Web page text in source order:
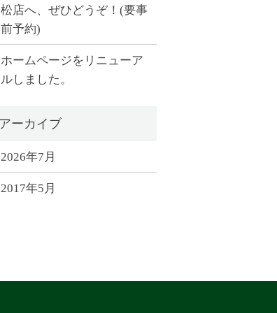
松店へ、ぜひどうぞ！(要事
前予約)
ホームページをリニューア
ルしました。
2026年7月
2017年5月